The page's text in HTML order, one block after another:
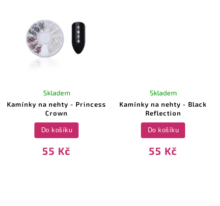
Kamínky na nehty - Princess
Crown
Skladem
55 Kč
Do košíku
Kamínky na nehty - Black
Reflection
Skladem
55 Kč
Do košíku